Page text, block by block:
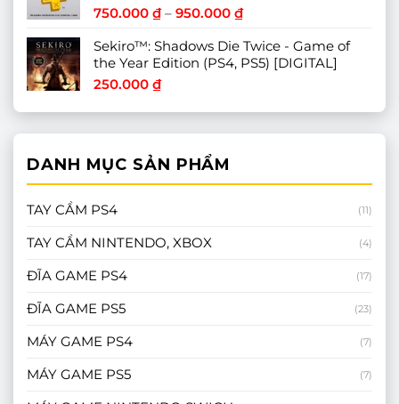
750.000 ₫ – 950.000 ₫Khoảng
từ
750.000 ₫
Sekiro™: Shadows Die Twice - Game of
the Year Edition (PS4, PS5) [DIGITAL]
250.000 ₫
DANH MỤC SẢN PHẨM
TAY CẦM PS4 (11)
TAY CẦM NINTENDO, XBOX (4)
ĐĨA GAME PS4 (17)
ĐĨA GAME PS5 (23)
MÁY GAME PS4 (7)
MÁY GAME PS5 (7)